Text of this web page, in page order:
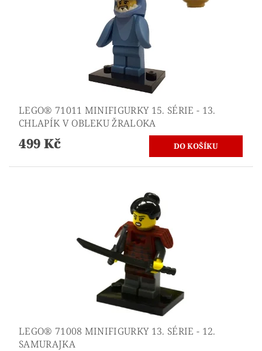
LEGO® 71011 MINIFIGURKY 15. SÉRIE - 13.
CHLAPÍK V OBLEKU ŽRALOKA
499 Kč
LEGO® 71008 MINIFIGURKY 13. SÉRIE - 12.
SAMURAJKA